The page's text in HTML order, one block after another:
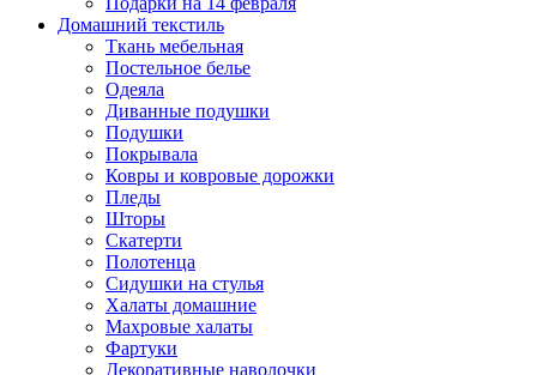
Домашний текстиль
Ткань мебельная
Постельное белье
Одеяла
Диванные подушки
Подушки
Покрывала
Ковры и ковровые дорожки
Пледы
Шторы
Скатерти
Полотенца
Сидушки на стулья
Халаты домашние
Махровые халаты
Фартуки
Декоративные наволочки